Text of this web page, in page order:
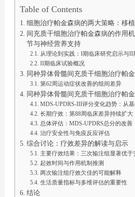
Table of Contents
细胞治疗帕金森病的两大策略：移
间充质干细胞治疗帕金森病的作用
节与神经营养支持
从理论到实践：I期临床研究启示与II
II期临床试验概况
同种异体骨髓间充质干细胞治疗帕
第62周运动症状改善的组间差异
同种异体骨髓间充质干细胞治疗帕
MDS-UPDRS-III评分变化趋势：从基
长期疗效：第88周临床差异持续扩大
总体评估：MDS-UPDRS总分的改善
治疗安全性与免疫反应评估
综合讨论：疗效差异的解读与启示
主要疗效结果：三次输注组显著优于
起效时间与作用机制推测
两次输注组疗效欠佳的可能解释
生活质量指标与多维评估的重要性
结论